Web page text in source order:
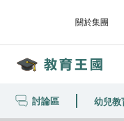
關於集團
討論區 幼兒教